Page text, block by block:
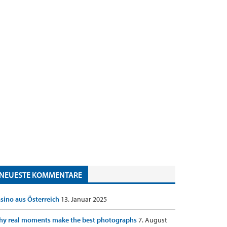
NEUESTE KOMMENTARE
aus Österreich 13. Januar 2025
real moments make the best photographs7. August